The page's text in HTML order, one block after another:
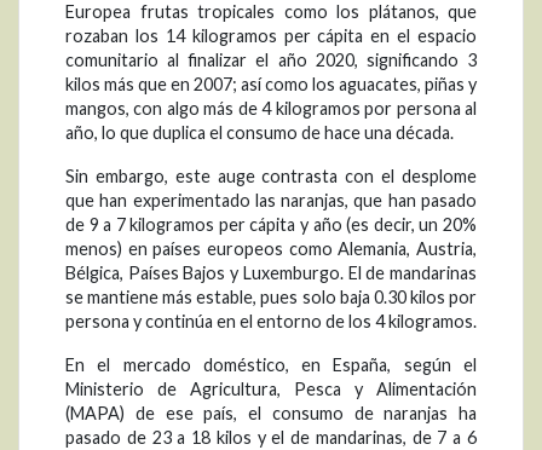
Europea frutas tropicales como los plátanos, que
rozaban los 14 kilogramos per cápita en el espacio
comunitario al finalizar el año 2020, significando 3
kilos más que en 2007; así como los aguacates, piñas y
mangos, con algo más de 4 kilogramos por persona al
año, lo que duplica el consumo de hace una década.
Sin embargo, este auge contrasta con el desplome
que han experimentado las naranjas, que han pasado
de 9 a 7 kilogramos per cápita y año (es decir, un 20%
menos) en países europeos como Alemania, Austria,
Bélgica, Países Bajos y Luxemburgo. El de mandarinas
se mantiene más estable, pues solo baja 0.30 kilos por
persona y continúa en el entorno de los 4 kilogramos.
En el mercado doméstico, en España, según el
Ministerio de Agricultura, Pesca y Alimentación
(MAPA) de ese país, el consumo de naranjas ha
pasado de 23 a 18 kilos y el de mandarinas, de 7 a 6